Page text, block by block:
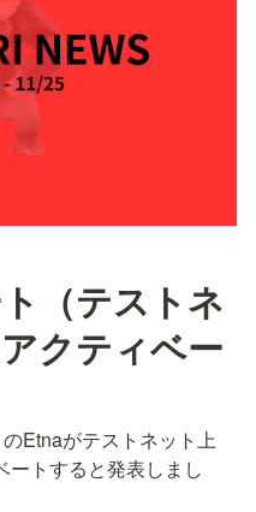
（テストネ
クティベー
Etnaがテストネット上
ートすると発表しまし